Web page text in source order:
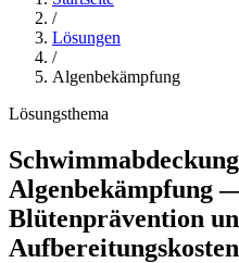
/
Lösungen
/
Algenbekämpfung
Lösungsthema
Algenbekämpfung
Blütenprävention
Aufbereitungskosten